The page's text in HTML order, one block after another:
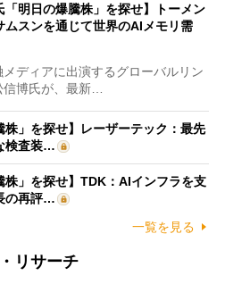
「明日の爆騰株」を探せ】トーメン
ムスンを通じて世界のAIメモリ需
ディアに出演するグローバルリン
博氏が、最新…
株」を探せ】レーザーテック：最先
検査装…
株」を探せ】TDK：AIインフラを支
の再評…
一覧を見る
リサーチ